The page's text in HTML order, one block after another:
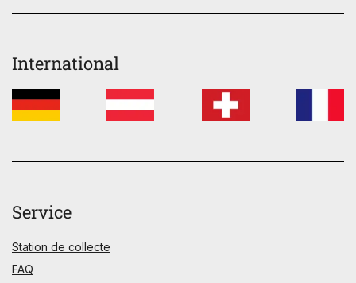
International
Service
Station de collecte
FAQ